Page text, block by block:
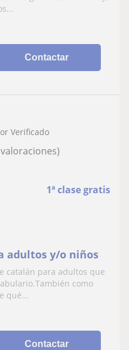
Contactar
1ª clase gratis
Verificado
adultos y/o niños
catalán para adultos que
como
qué...
Contactar